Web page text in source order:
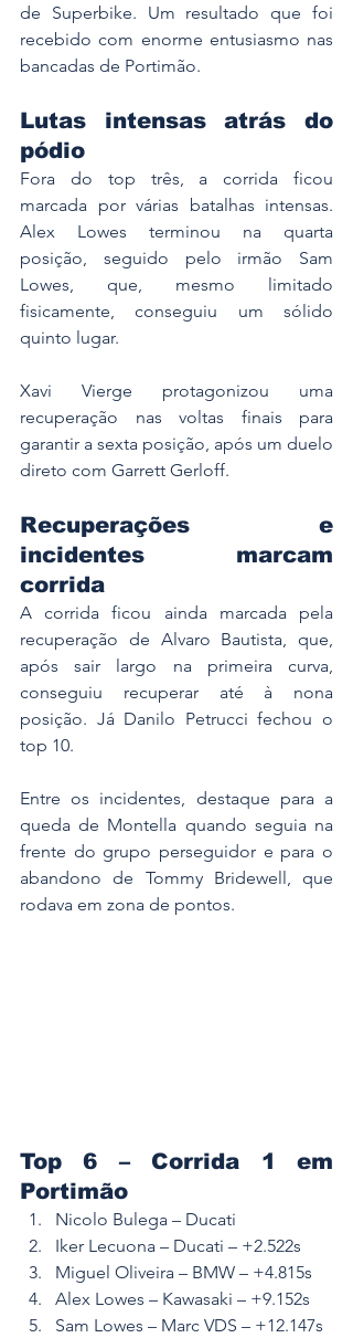
de Superbike. Um resultado que foi
recebido com enorme entusiasmo nas
bancadas de Portimão.
Lutas intensas atrás do
pódio
Fora do top três, a corrida ficou
marcada por várias batalhas intensas.
Alex Lowes terminou na quarta
posição, seguido pelo irmão Sam
Lowes, que, mesmo limitado
fisicamente, conseguiu um sólido
quinto lugar.
Xavi Vierge protagonizou uma
recuperação nas voltas finais para
garantir a sexta posição, após um duelo
direto com Garrett Gerloff.
Recuperações e
incidentes marcam
corrida
A corrida ficou ainda marcada pela
recuperação de Alvaro Bautista, que,
após sair largo na primeira curva,
conseguiu recuperar até à nona
posição. Já Danilo Petrucci fechou o
top 10.
Entre os incidentes, destaque para a
queda de Montella quando seguia na
frente do grupo perseguidor e para o
abandono de Tommy Bridewell, que
rodava em zona de pontos.
Top 6 – Corrida 1 em
Portimão
Nicolo Bulega – Ducati
Iker Lecuona – Ducati – +2.522s
Miguel Oliveira – BMW – +4.815s
Alex Lowes – Kawasaki – +9.152s
Sam Lowes – Marc VDS – +12.147s